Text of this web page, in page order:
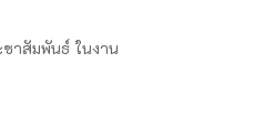
าสัมพันธ์ ในงาน